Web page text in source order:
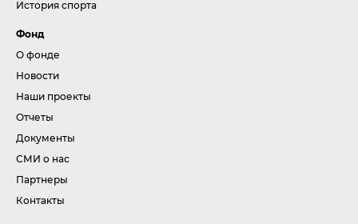
История спорта
Фонд
О фонде
Новости
Наши проекты
Отчеты
Документы
СМИ о нас
Партнеры
Контакты